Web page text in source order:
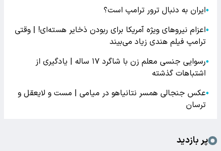
●ایران به دنبال ترور ترامپ است؟
●اعزام نیروهای ویژه آمریکا برای ربودن ذخایر هسته‌ای! | وقتی
ترامپ فیلم هندی زیاد می‌بیند
●
رسوایی جنسی معلم زن با شاگرد ۱۷ ساله | یادگیری از
اشتباهات گذشته
●عکس جنجالی همسر نتانیاهو در میامی | مست و لایعقل و
ترسان
پر بازدید